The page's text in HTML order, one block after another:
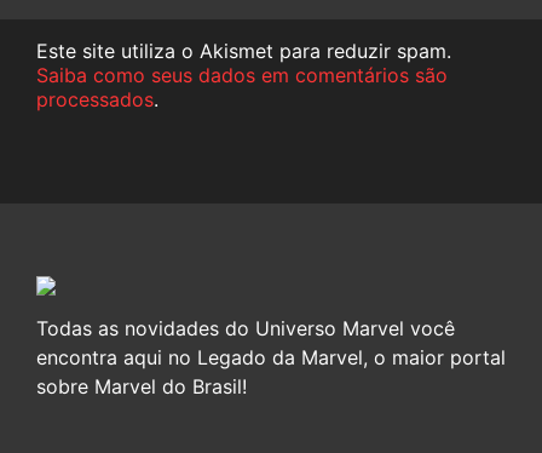
Este site utiliza o Akismet para reduzir spam.
Saiba como seus dados em comentários são
processados.
Todas as novidades do Universo Marvel você
encontra aqui no Legado da Marvel, o maior portal
sobre Marvel do Brasil!